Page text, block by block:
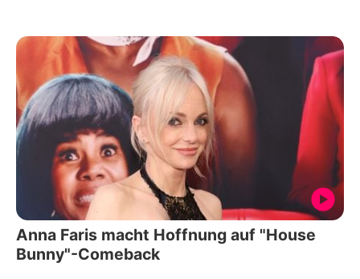
Anna Faris macht Hoffnung auf "House
Bunny"-Comeback